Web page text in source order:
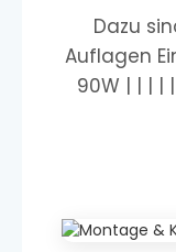
Dazu
Auflagen
90W | | | |